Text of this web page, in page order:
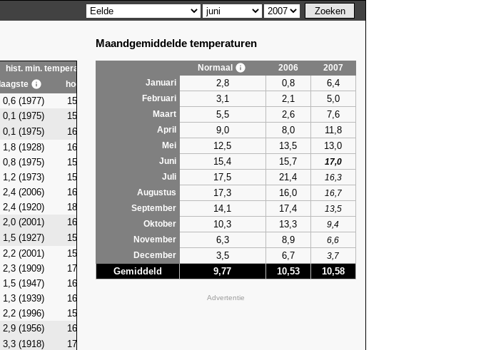
hist. min. temperatuur
hist. gem. temperatuur
laagste hoogste laagste hoogste
0,6 (1977) 15,5 (2018) 6,3 (1975)
23,7 (1947)
0,1 (1975) 15,4 (2003) 7,5 (1975)
23,0 (1947)
0,1 (1975) 16,4 (1979) 6,9 (1975)
24,4 (1982)
1,8 (1928) 16,6 (1947) 7,4 (1991)
23,3 (1982)
0,8 (1975) 15,7 (2019) 7,9 (1924)
21,3 (1950)
1,2 (1973) 15,0 (2002) 7,5 (1923)
22,0 (1996)
2,4 (2006) 16,0 (1997) 7,9 (1914)
23,8 (1996)
2,4 (1920) 18,7 (2007) 9,5 (1974)
24,3 (2007)
2,0 (2001) 16,8 (2007) 8,5 (1955)
22,5 (1970)
1,5 (1927) 15,9 (1910) 8,9 (1974)
22,7 (1993)
2,2 (2001) 15,9 (2023) 8,9 (1909)
23,6 (2023)
2,3 (1909) 17,1 (1966) 8,9 (1916)
22,7 (2006)
1,5 (1947) 16,7 (2020)
1,3 (1939) 16,5 (2020)
22,4 (2025)
2,2 (1996) 15,8 (2020)
2,9 (1956) 16,6 (1966)
3,3 (1918) 17,5 (1986)
Maandgemiddelde temperaturen
Normaal 2006
2007
Januari
2,8 0,8 6,4
Februari 3,1 2,1 5,0
Maart 5,5 2,6 7,6
April 9,0 8,0 11,8
Mei 12,5 13,5 13,0
Juni 15,4 15,7
17,0
Juli
17,5 21,4
16,3
Augustus
17,3 16,0
16,7
September
14,1 17,4
13,5
Oktober
10,3 13,3
9,4
November
6,3 8,9
6,6
December
3,5 6,7 3,7
Gemiddeld 9,77 10,53 10,58
Advertentie